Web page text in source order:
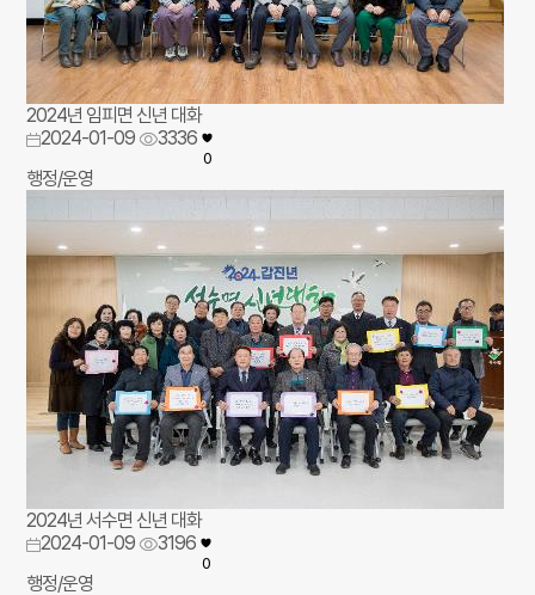
2024년 임피면 신년 대화
2024-01-09
3336
0
행정/운영
2024년 서수면 신년 대화
2024-01-09
3196
0
행정/운영